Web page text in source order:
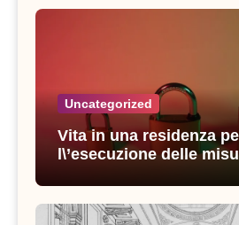
Uncategorized
Vita in una residenza
l\’esecuzione delle